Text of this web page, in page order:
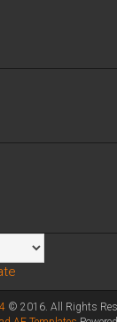
© 2016. All Rights